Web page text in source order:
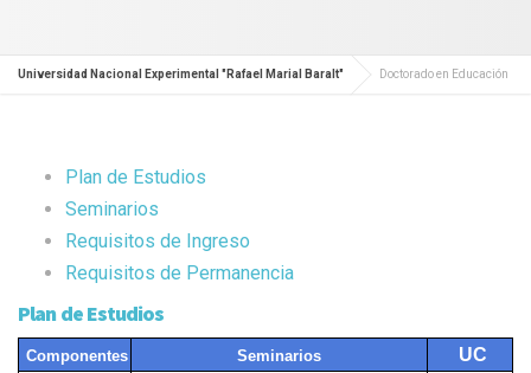
Universidad Nacional Experimental "Rafael Marial Baralt" Doctorado en Educación
Plan de Estudios
Seminarios
Requisitos de Ingreso
Requisitos de Permanencia
Plan de Estudios
Componentes Seminarios UC